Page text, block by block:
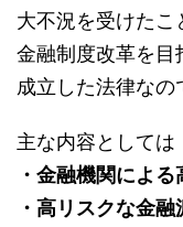
大不況を受けたこ
金融制度改革を目
成立した法律なの
主な内容としては
・金融機関によ
・高リスクな金